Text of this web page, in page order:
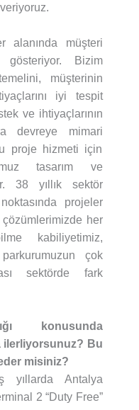
alanında müşteri
gösteriyor. Bizim
müşterinin
iyi tespit
ve ihtiyaçlarının
devreye mimari
proje hizmeti için
tasarım ve
38 yıllık sektör
projeler
çözümlerimizde her
kabiliyetimiz,
çok
sektörde fark
konusunda
ilerliyorsunuz? Bu
misiniz?
yıllarda Antalya
2 “Duty Free”